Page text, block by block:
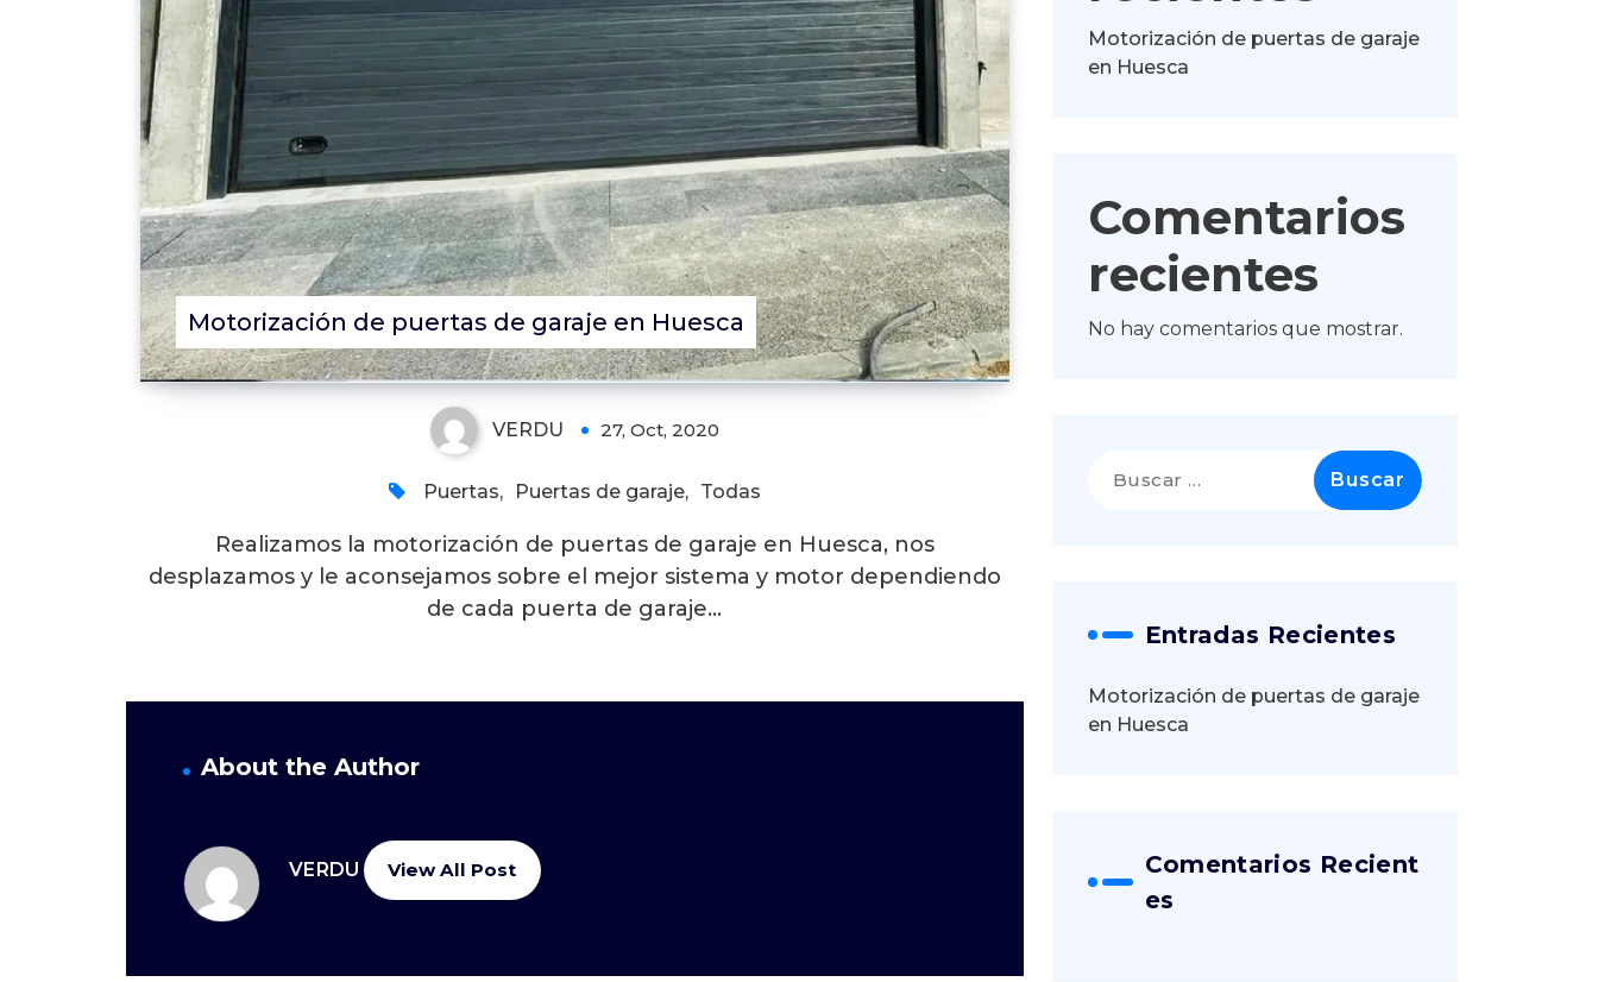
Motorización de puertas de garaje en Huesca
VERDU 27, Oct, 2020
Puertas, Puertas de garaje, Todas
Realizamos la motorización de puertas de garaje en Huesca, nos
desplazamos y le aconsejamos sobre el mejor sistema y motor dependiendo
de cada puerta de garaje…
About the Author
VERDU View All Post
Motorización de puertas de garaje
en Huesca
Comentarios
recientes
No hay comentarios que mostrar.
Entradas Recientes
Motorización de puertas de garaje
en Huesca
Comentarios Recient
Es